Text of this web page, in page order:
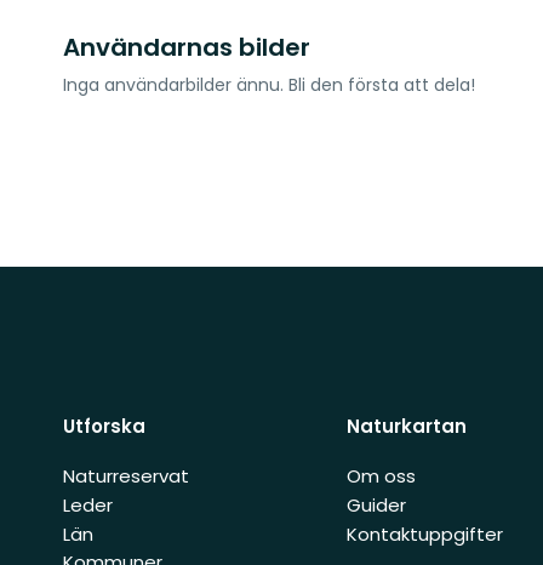
Användarnas bilder
Inga användarbilder ännu. Bli den första att dela!
Utforska
Naturreservat
Leder
Län
Naturkartan
Om oss
Guider
Kontaktuppgifter